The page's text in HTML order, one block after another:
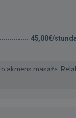
45,00€/stunda
akmens masāža.